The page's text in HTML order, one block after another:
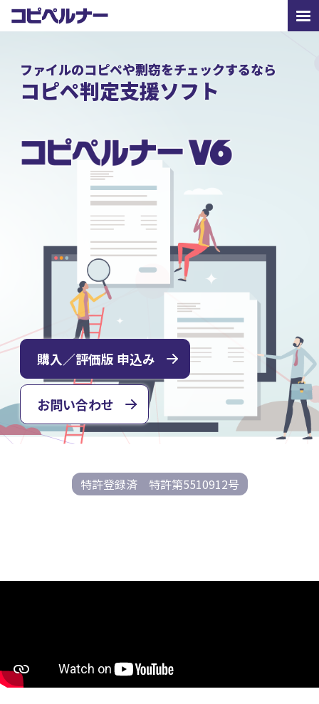
ファイルのコピペや剽窃をチェックするなら
コピペ判定支援ソフト
購入／評価版 申込み
お問い合わせ
特許登録済 特許第5510912号